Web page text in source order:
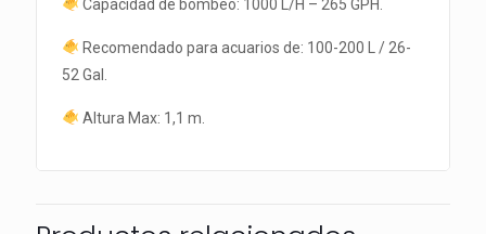
Capacidad de bombeo: 1000 L/H – 265 GPH.
Recomendado para acuarios de: 100-200 L / 26-
52 Gal.
Altura Max: 1,1 m.